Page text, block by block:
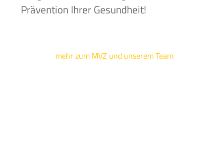
Prävention Ihrer Gesundheit!
mehr zum MVZ und unserem Team